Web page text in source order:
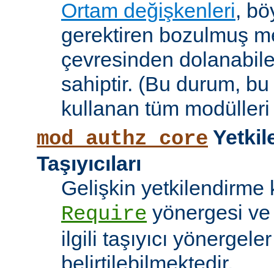
Ortam değişkenleri,
gerektiren bozulmuş
çevresinden
sahiptir. (Bu durum,
kullanan tüm
mod_authz_core
Taşıyıcıları
Gelişkin yetkilendirme
Require yönergesi
ilgili taşıyıcı